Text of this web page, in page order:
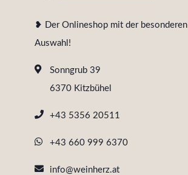
❥ Der Onlineshop mit der besonderen
Auswahl!
Sonngrub 39
6370 Kitzbühel
+43 5356 20511
+43 660 999 6370
info@weinherz.at